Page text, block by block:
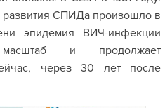
СПИДа произошло в
эпидемия ВИЧ-инфекции
и продолжает
через 30 лет после